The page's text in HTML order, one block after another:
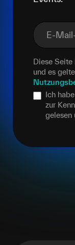
E-
Diese
und es
Ich
zur
gelesen